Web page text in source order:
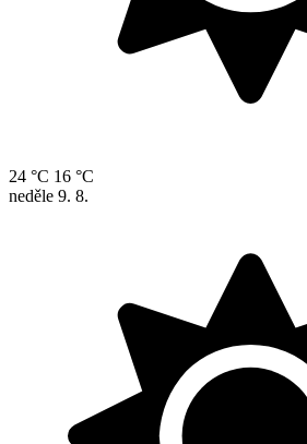
24 °C 16 °C
neděle 9. 8.